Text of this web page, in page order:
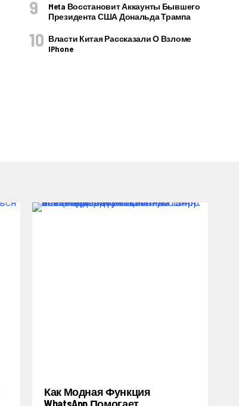
Meta Восстановит Аккаунты Бывшего
Президента США Дональда Трампа
Власти Китая Рассказали О Взломе
IPhone
Как Модная Функция